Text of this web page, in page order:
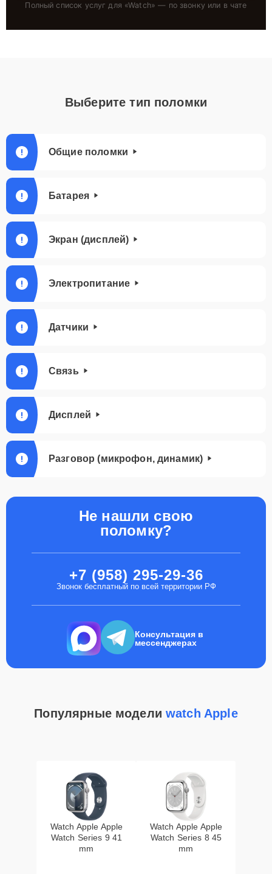
Полный список услуг для «Watch» — по звонку или в чате
Выберите тип поломки
Общие поломки
Батарея
Экран (дисплей)
Электропитание
Датчики
Связь
Дисплей
Разговор (микрофон, динамик)
Не нашли свою
поломку?
+7 (958) 295-29-36
Звонок бесплатный по всей территории РФ
Консультация в
мессенджерах
Популярные моделиwatch Apple
Watch Apple Apple
Watch Series 9 41
mm
Watch Apple Apple
Watch Series 8 45
mm